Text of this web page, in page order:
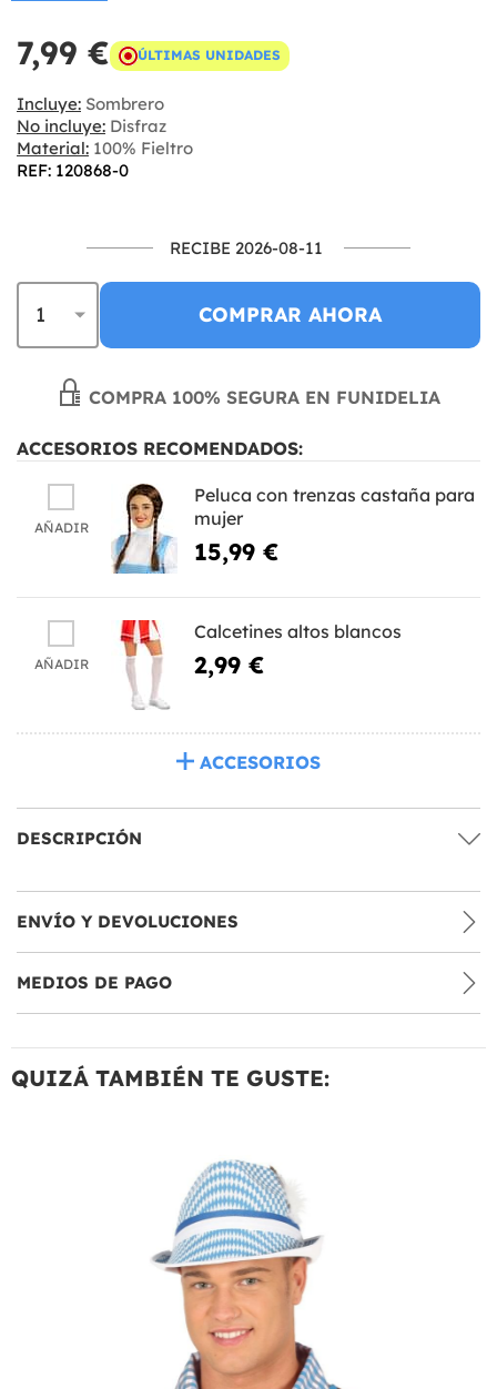
7,99 € ÚLTIMAS UNIDADES
Incluye: Sombrero
No incluye: Disfraz
Material: 100% Fieltro
REF: 120868-0
RECIBE 2026-08-11
COMPRAR AHORA
COMPRA 100% SEGURA EN FUNIDELIA
ACCESORIOS RECOMENDADOS:
AÑADIR
Peluca con trenzas castaña para
mujer
15,99 €
AÑADIR
Calcetines altos blancos
2,99 €
ACCESORIOS
DESCRIPCIÓN
ENVÍO Y DEVOLUCIONES
MEDIOS DE PAGO
QUIZÁ TAMBIÉN TE GUSTE: